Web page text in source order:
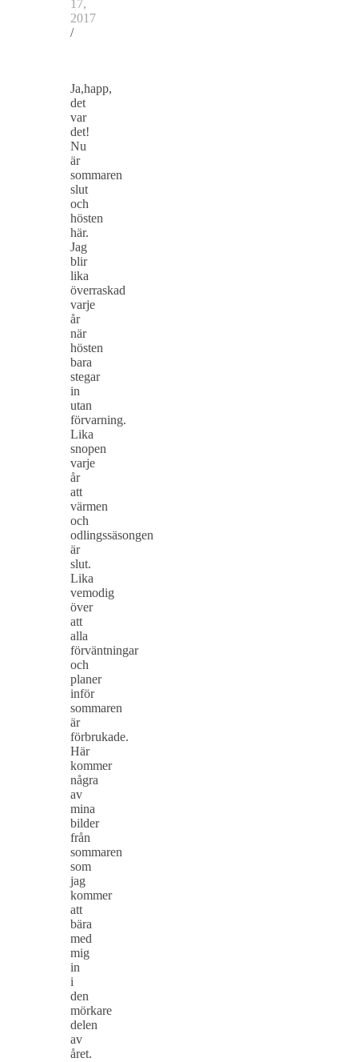
17,
2017
/
Ja,happ,
det
var
det!
Nu
är
sommaren
slut
och
hösten
här.
Jag
blir
lika
överraskad
varje
år
när
hösten
bara
stegar
in
utan
förvarning.
Lika
snopen
varje
år
att
värmen
och
odlingssäsongen
är
slut.
Lika
vemodig
över
att
alla
förväntningar
och
planer
inför
sommaren
är
förbrukade.
Här
kommer
några
av
mina
bilder
från
sommaren
som
jag
kommer
att
bära
med
mig
in
i
den
mörkare
delen
av
året.